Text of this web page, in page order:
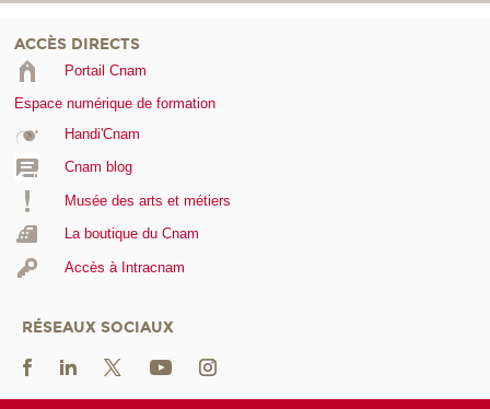
ACCÈS DIRECTS
Portail Cnam
Espace numérique de formation
Handi'Cnam
Cnam blog
Musée des arts et métiers
La boutique du Cnam
Accès à Intracnam
RÉSEAUX SOCIAUX